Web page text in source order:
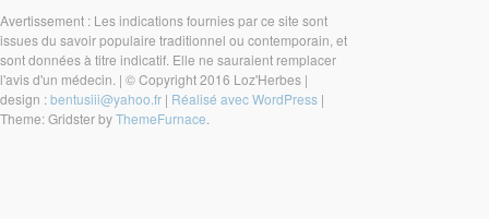
Avertissement : Les indications fournies par ce site sont
issues du savoir populaire traditionnel ou contemporain, et
sont données à titre indicatif. Elle ne sauraient remplacer
l'avis d'un médecin. | © Copyright 2016 Loz'Herbes |
design :bentusiii@yahoo.fr | Réalisé avec WordPress |
Theme: Gridster byThemeFurnace